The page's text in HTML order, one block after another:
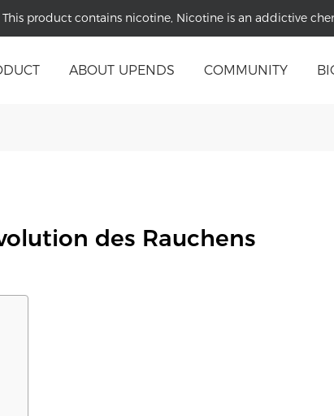
This product contains nicotine, Nicotine is an addictive
ABOUT UPENDS COMMUNITY
des Rauchens